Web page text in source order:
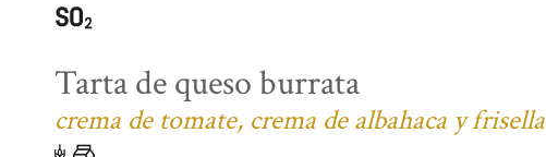
Tarta de queso burrata
crema de tomate, crema de albahaca y frisella